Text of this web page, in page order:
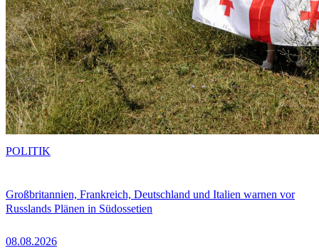
Großbritannien, Frankreich, Deutschland und Italien warnen vor
Russlands Plänen in Südossetien
08.08.2026
POLITIK